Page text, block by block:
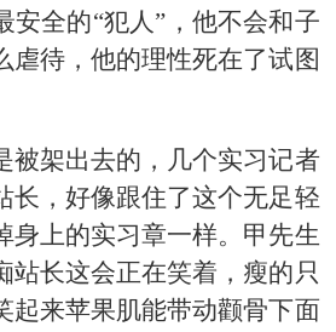
安全的“犯人”，他不会和子
虐待，他的理性死在了试图
被架出去的，几个实习记者
长，好像跟住了这个无足轻
身上的实习章一样。甲先生
站长这会正在笑着，瘦的只
起来苹果肌能带动颧骨下面